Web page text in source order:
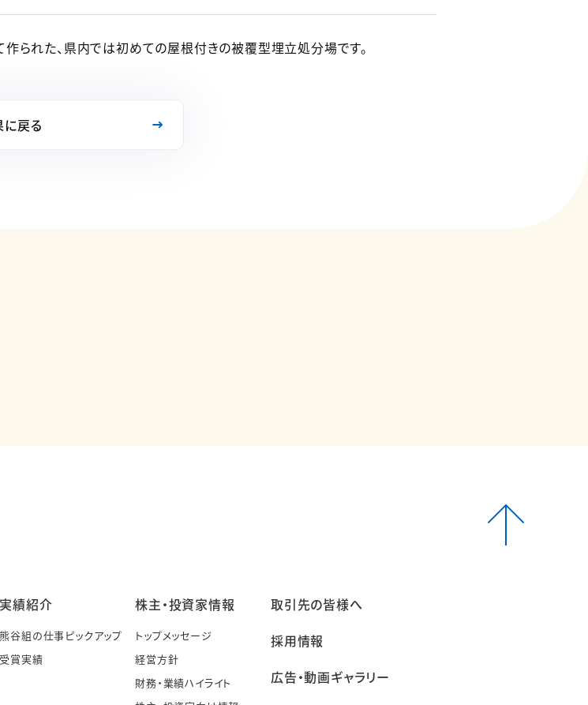
られた、県内では初めての屋根付きの被覆型埋立処分場です。
戻る
実績紹介
熊谷組の仕事ピックアップ
受賞実績
株主・投資家情報
トップメッセージ
経営方針
財務・業績ハイライト
取引先の皆様へ
採用情報
広告・動画ギャラリー